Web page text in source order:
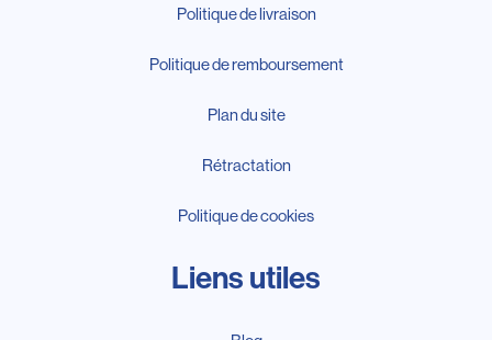
Politique de livraison
Politique de remboursement
Plan du site
Rétractation
Politique de cookies
Liens utiles